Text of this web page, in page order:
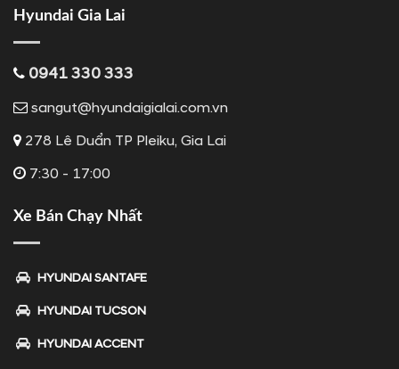
Hyundai Gia Lai
0941 330 333
sangut@hyundaigialai.com.vn
278 Lê Duẩn TP Pleiku, Gia Lai
7:30 - 17:00
Xe Bán Chạy Nhất
HYUNDAI SANTAFE
HYUNDAI TUCSON
HYUNDAI ACCENT